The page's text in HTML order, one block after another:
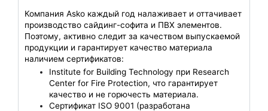
Компания Asko каждый год налаживает и оттачивает
производство сайдинг-софита и ПВХ элементов.
Поэтому, активно следит за качеством выпускаемой
продукции и гарантирует качество материала
наличием сертификатов:
Institute for Building Technology при Research
Center for Fire Protection, что гарантирует
качество и не горючесть материала.
Сертификат ISO 9001 (разработана